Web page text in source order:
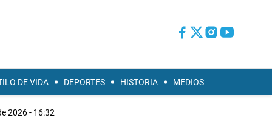
DE VIDA DEPORTES HISTORIA MEDIOS
2026 - 16:32